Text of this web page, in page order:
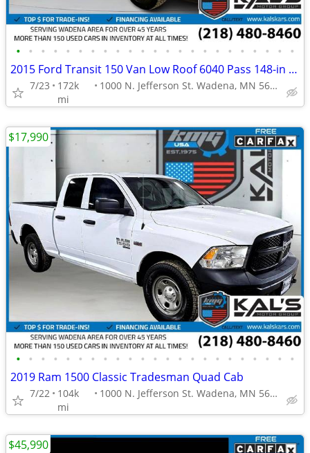
• • • • • • • • • • • • • • • • • • • • • • •
2015 Ford Transit 150 Van Low Roof 6040 Pass 148-in WB
7/23
172k
mi
1000 N. Jefferson St. Wadena, MN 56482
• • • • • • • • • • • • • • • • • • • • • • •
2019 Ram 1500 Classic Tradesman Quad Cab
7/22
104k
mi
1000 N. Jefferson St. Wadena, MN 56482
$17,990
$45,990